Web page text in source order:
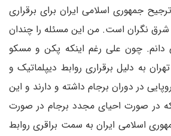
جمهوری اسلامی ایران برای برقراری
نگران است. من این مسئله را چندان
دانم. چون علی رغم اینکه پکن و مسکو
به دلیل برقراری روابط دیپلماتیک و
در دوران برجام داشته و دارند و این
در صورت احیای مجدد برجام در صورت
اسلامی ایران به سمت براقری روابط